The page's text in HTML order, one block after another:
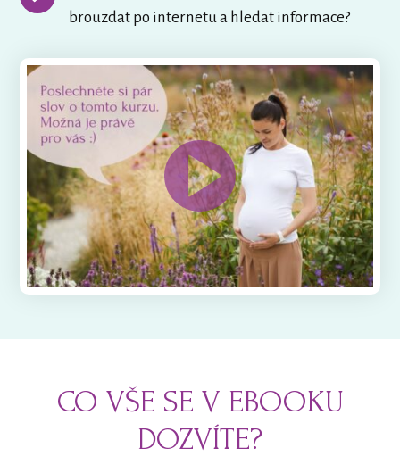
brouzdat po internetu a hledat informace?
CO VŠE SE V EBOOKU
DOZVÍTE?